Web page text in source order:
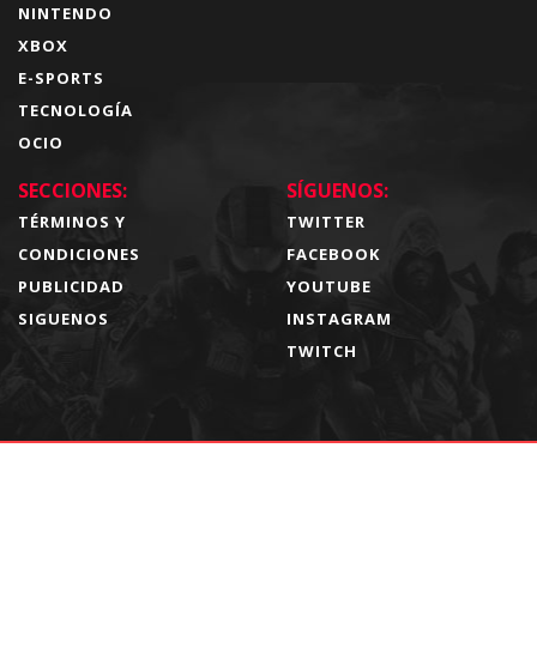
NINTENDO
XBOX
E-SPORTS
TECNOLOGÍA
OCIO
SECCIONES:
TÉRMINOS Y
CONDICIONES
PUBLICIDAD
SIGUENOS
SÍGUENOS:
TWITTER
FACEBOOK
YOUTUBE
INSTAGRAM
TWITCH